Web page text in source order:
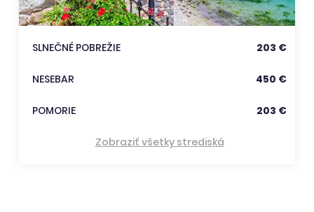
SLNEČNÉ POBREŽIE 203 €
NESEBAR 450 €
POMORIE 203 €
Zobraziť všetky strediská